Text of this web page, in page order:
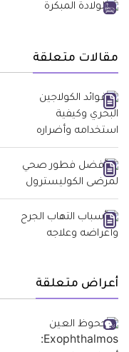
مقالات متعلقة
أعراض متعلقة